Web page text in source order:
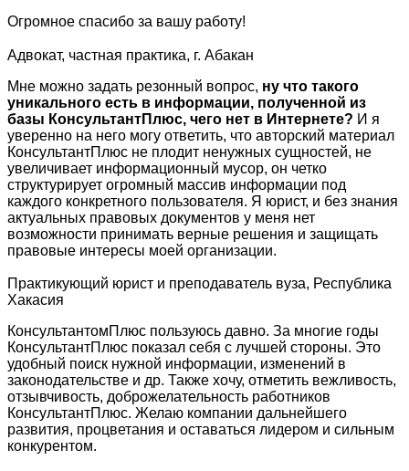
Огромное спасибо за вашу работу!
Адвокат, частная практика, г. Абакан
Мне можно задать резонный вопрос, ну что такого
уникального есть в информации, полученной из
базы КонсультантПлюс, чего нет в Интернете? И я
уверенно на него могу ответить, что авторский материал
КонсультантПлюс не плодит ненужных сущностей, не
увеличивает информационный мусор, он четко
структурирует огромный массив информации под
каждого конкретного пользователя. Я юрист, и без знания
актуальных правовых документов у меня нет
возможности принимать верные решения и защищать
правовые интересы моей организации.
Практикующий юрист и преподаватель вуза, Республика
Хакасия
КонсультантомПлюс пользуюсь давно. За многие годы
КонсультантПлюс показал себя с лучшей стороны. Это
удобный поиск нужной информации, изменений в
законодательстве и др. Также хочу, отметить вежливость,
отзывчивость, доброжелательность работников
КонсультантПлюс. Желаю компании дальнейшего
развития, процветания и оставаться лидером и сильным
конкурентом.